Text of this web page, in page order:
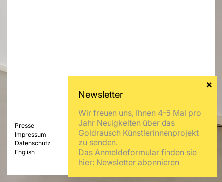
Presse
Impressum
Datenschutz
English
Wir freuen uns, Ihnen 4-6 Mal pro
Jahr Neuigkeiten über das
Goldrausch Künstlerinnenprojekt
zu senden.
Das Anmeldeformular finden sie
hier: Newsletter abonnieren